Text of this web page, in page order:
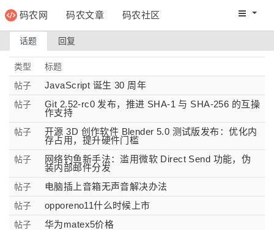
码农网 码农文章 码农社区 码农网
话题 回复
类型
标题
帖子
JavaScript 诞生 30 周年
帖子
Git 2.52-rc0 发布，推进 SHA-1 与 SHA-256 的互操
作支持
帖子
开源 3D 创作软件 Blender 5.0 测试版发布：优化内
存占用，提升硬件门槛
帖子
网络钓鱼新手法：滥用微软 Direct Send 功能，伪
装内部邮件分发
帖子 电脑插上音箱无声音解决办法
帖子 opporeno11什么时候上市
帖子 华为matex5价格